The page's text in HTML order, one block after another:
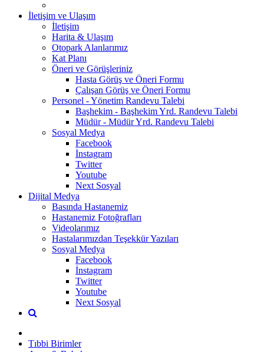
İletişim ve Ulaşım
İletişim
Harita & Ulaşım
Otopark Alanlarımız
Kat Planı
Öneri ve Görüşleriniz
Hasta Görüş ve Öneri Formu
Çalışan Görüş ve Öneri Formu
Personel - Yönetim Randevu Talebi
Başhekim - Başhekim Yrd. Randevu Talebi
Müdür - Müdür Yrd. Randevu Talebi
Sosyal Medya
Facebook
İnstagram
Twitter
Youtube
Next Sosyal
Dijital Medya
Basında Hastanemiz
Hastanemiz Fotoğrafları
Videolarımız
Hastalarımızdan Teşekkür Yazıları
Sosyal Medya
Facebook
İnstagram
Twitter
Youtube
Next Sosyal
Tıbbi Birimler